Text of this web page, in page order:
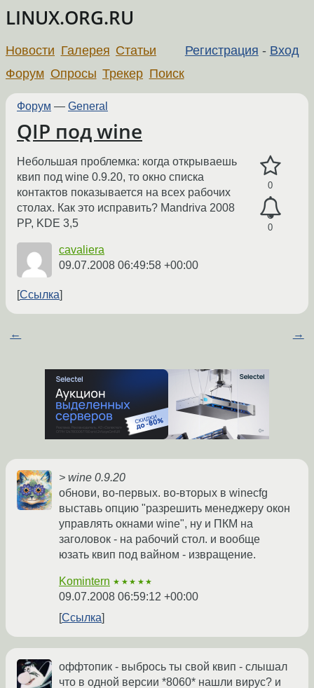
LINUX.ORG.RU
Регистрация - Вход
Новости Галерея Статьи
Форум Опросы Трекер Поиск
Форум — General
QIP под wine
0
0
Небольшая проблемка: когда открываешь
квип под wine 0.9.20, то окно списка
контактов показывается на всех рабочих
столах. Как это исправить? Mandriva 2008
PP, KDE 3,5
cavaliera
09.07.2008 06:49:58 +00:00
Ссылка
← →
> wine 0.9.20
обнови, во-первых. во-вторых в winecfg
выставь опцию "разрешить менеджеру окон
управлять окнами wine", ну и ПКМ на
заголовок - на рабочий стол. и вообще
юзать квип под вайном - извращение.
Komintern ★★★★★
09.07.2008 06:59:12 +00:00
Ссылка
оффтопик - выбрось ты свой квип - слышал
что в одной версии *8060* нашли вирус? и